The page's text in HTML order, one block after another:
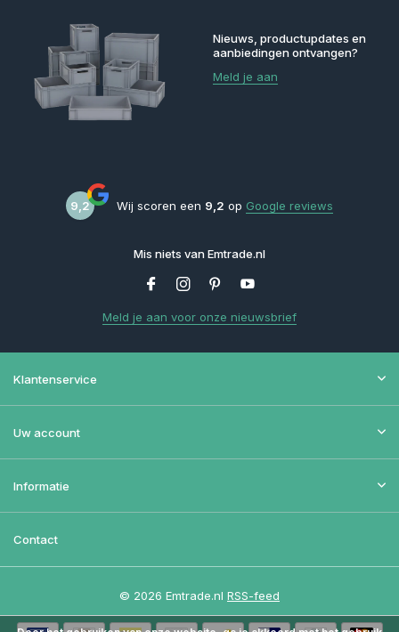
Nieuws, productupdates en
aanbiedingen ontvangen?
Meld je aan
9,2 Wij scoren een 9,2 op Google reviews
Mis niets van Emtrade.nl
Meld je aan voor onze nieuwsbrief
Klantenservice
Uw account
Informatie
Contact
© 2026 Emtrade.nl RSS-feed